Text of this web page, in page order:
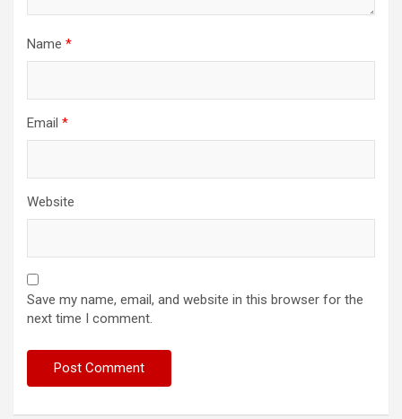
Name *
Email *
Website
Save my name, email, and website in this browser for the
next time I comment.